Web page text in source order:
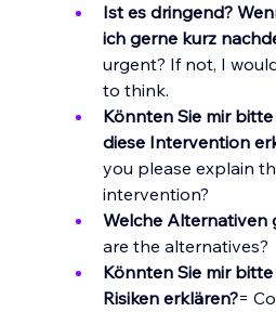
Ist es dringend?
ich gerne kurz
urgent? If not, I
to think.
Könnten Sie mir
diese Intervention
you please explain
intervention?
Welche Alternativen
are the alternatives?
Könnten Sie mir
Risiken erklären?=